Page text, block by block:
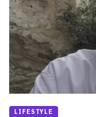
LIFESTYLE